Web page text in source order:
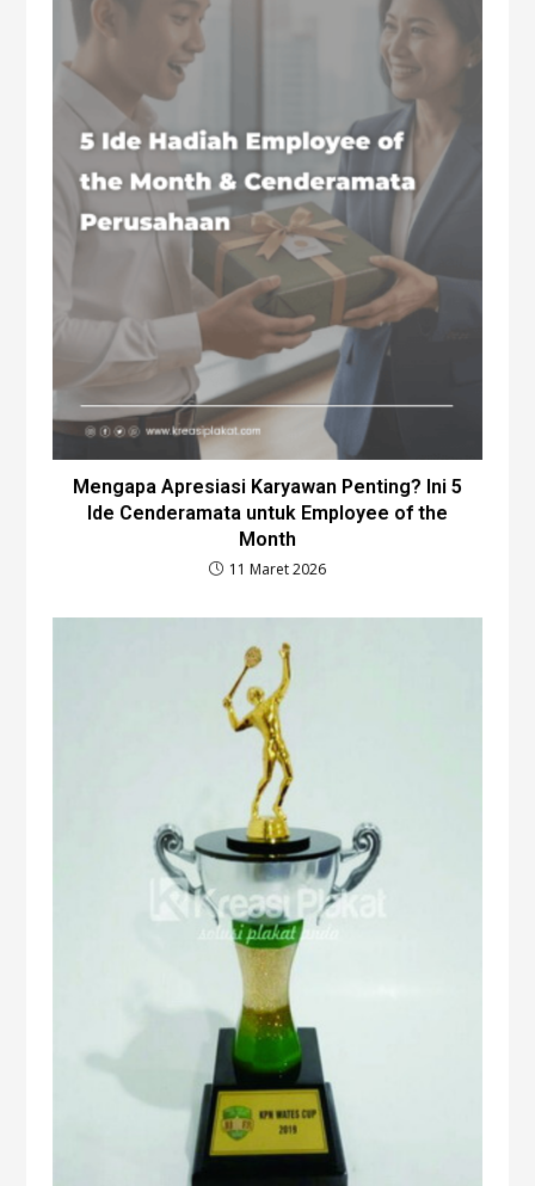
Mengapa Apresiasi Karyawan Penting? Ini 5
Ide Cenderamata untuk Employee of the
Month
11 Maret 2026